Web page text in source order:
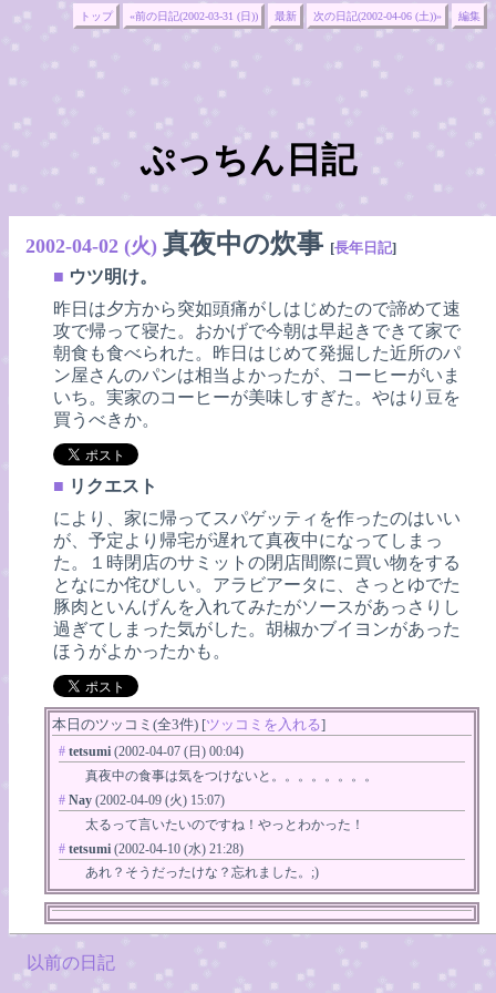
トップ «前の日記(2002-03-31 (日)) 最新 次の日記(2002-04-06 (土))» 編集
ぷっちん日記
2002-04-02 (火) 真夜中の炊事 [長年日記]
■ ウツ明け。
昨日は夕方から突如頭痛がしはじめたので諦めて速
攻で帰って寝た。おかげで今朝は早起きできて家で
朝食も食べられた。昨日はじめて発掘した近所のパ
ン屋さんのパンは相当よかったが、コーヒーがいま
いち。実家のコーヒーが美味しすぎた。やはり豆を
買うべきか。
■ リクエスト
により、家に帰ってスパゲッティを作ったのはいい
が、予定より帰宅が遅れて真夜中になってしまっ
た。１時閉店のサミットの閉店間際に買い物をする
となにか侘びしい。アラビアータに、さっとゆでた
豚肉といんげんを入れてみたがソースがあっさりし
過ぎてしまった気がした。胡椒かブイヨンがあった
ほうがよかったかも。
本日のツッコミ(全3件) [ツッコミを入れる]
# tetsumi (2002-04-07 (日) 00:04)
真夜中の食事は気をつけないと。。。。。。。。
# Nay (2002-04-09 (火) 15:07)
太るって言いたいのですね！やっとわかった！
# tetsumi (2002-04-10 (水) 21:28)
あれ？そうだったけな？忘れました。;)
以前の日記